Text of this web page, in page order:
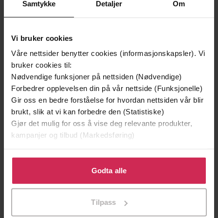
Samtykke Detaljer Om
Vi bruker cookies
Våre nettsider benytter cookies (informasjonskapsler). Vi
bruker cookies til:
Nødvendige funksjoner på nettsiden (Nødvendige)
Forbedrer opplevelsen din på vår nettside (Funksjonelle)
Gir oss en bedre forståelse for hvordan nettsiden vår blir
brukt, slik at vi kan forbedre den (Statistiske)
Gjør det mulig for oss å vise deg relevante produkter,
kampanjer og tilbud (Markedsføring)
Klikk på «Godta alle» for å gi oss ditt samtykke til å
bruke cookies for alle disse formålene. Du kan også
tilpasse ditt samtykke til spesifikke formål ved å klikke
Godta alle
Tilpass
399,-
Tvilen
399,-
Undertittel historien om vår sønn Mats